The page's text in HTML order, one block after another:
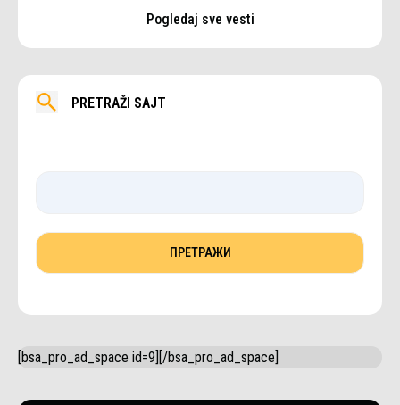
Pogledaj sve vesti
PRETRAŽI SAJT
[bsa_pro_ad_space id=9][/bsa_pro_ad_space]